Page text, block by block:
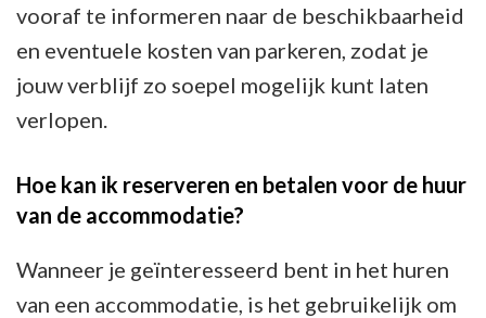
vooraf te informeren naar de beschikbaarheid
en eventuele kosten van parkeren, zodat je
jouw verblijf zo soepel mogelijk kunt laten
verlopen.
Hoe kan ik reserveren en betalen voor de huur
van de accommodatie?
Wanneer je geïnteresseerd bent in het huren
van een accommodatie, is het gebruikelijk om